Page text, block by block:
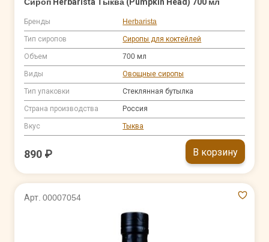
Бренды Herbarista
Тип сиропов Сиропы для коктейлей
Объем 700 мл
Виды Овощные сиропы
Тип упаковки Стеклянная бутылка
Страна производства Россия
Вкус Тыква
890 ₽ В корзину
Арт. 00007054